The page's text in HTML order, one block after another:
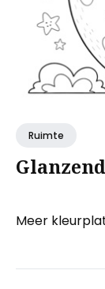
Ruimte
Meer